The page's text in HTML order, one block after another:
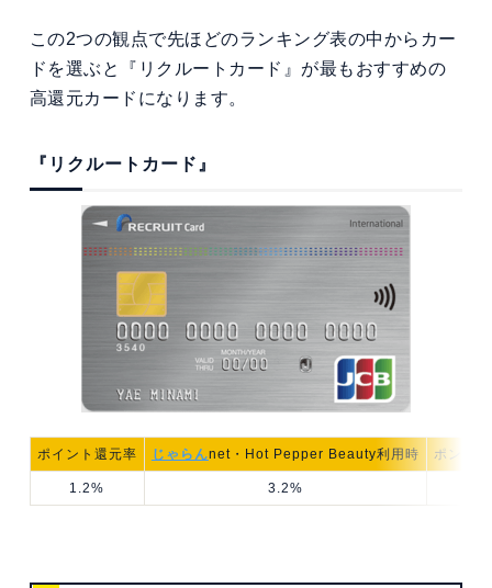
この2つの観点で先ほどのランキング表の中からカー
ドを選ぶと『リクルートカード』が最もおすすめの
高還元カードになります。
『リクルートカード』
ポイント還元率 じゃらんnet・Hot Pepper Beauty利用時 ポンパ
1.2% 3.2%